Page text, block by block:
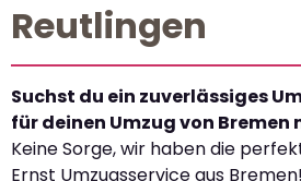
Reutlingen
Suchst du ein zuverlässiges
für deinen Umzug von Bremen
Keine Sorge, wir haben die
Ernst Umzugsservice aus